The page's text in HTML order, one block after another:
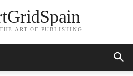
ART OF PUBLISHING